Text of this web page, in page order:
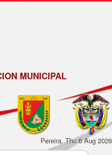
MUNICIPAL
Pereira, Thu 6 Aug 2026